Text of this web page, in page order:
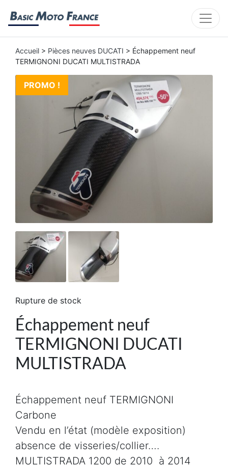
Accueil > Pièces neuves DUCATI > Échappement neuf
TERMIGNONI DUCATI MULTISTRADA
PROMO !
Échappement neuf
TERMIGNONI DUCATI
MULTISTRADA
Échappement neuf TERMIGNONI
Carbone
Vendu en l’état (modèle exposition)
absence de visseries/collier….
MULTISTRADA 1200 de 2010 à 2014
Rupture de stock